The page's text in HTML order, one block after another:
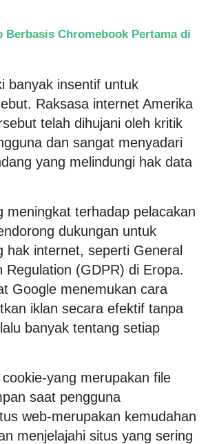
Berbasis Chromebook Pertama di
banyak insentif untuk
Raksasa internet Amerika
telah dihujani oleh kritik
dan sangat menyadari
yang melindungi hak data
meningkat terhadap pelacakan
dukungan untuk
hak internet, seperti General
Regulation (GDPR) di Eropa.
Google menemukan cara
iklan secara efektif tanpa
banyak tentang setiap
yang merupakan file
saat pengguna
web-merupakan kemudahan
menjelajahi situs yang sering